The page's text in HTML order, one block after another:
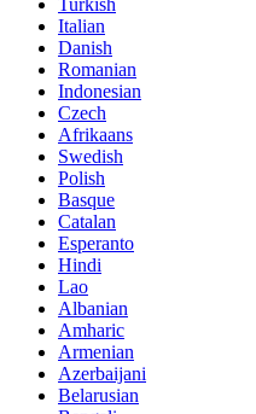
Italian
Danish
Romanian
Indonesian
Czech
Afrikaans
Swedish
Polish
Basque
Catalan
Esperanto
Hindi
Lao
Albanian
Amharic
Armenian
Azerbaijani
Belarusian